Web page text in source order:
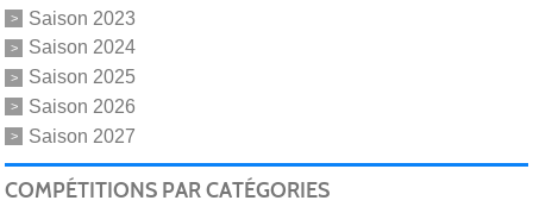
Saison 2023
Saison 2024
Saison 2025
Saison 2026
Saison 2027
COMPÉTITIONS PAR CATÉGORIES